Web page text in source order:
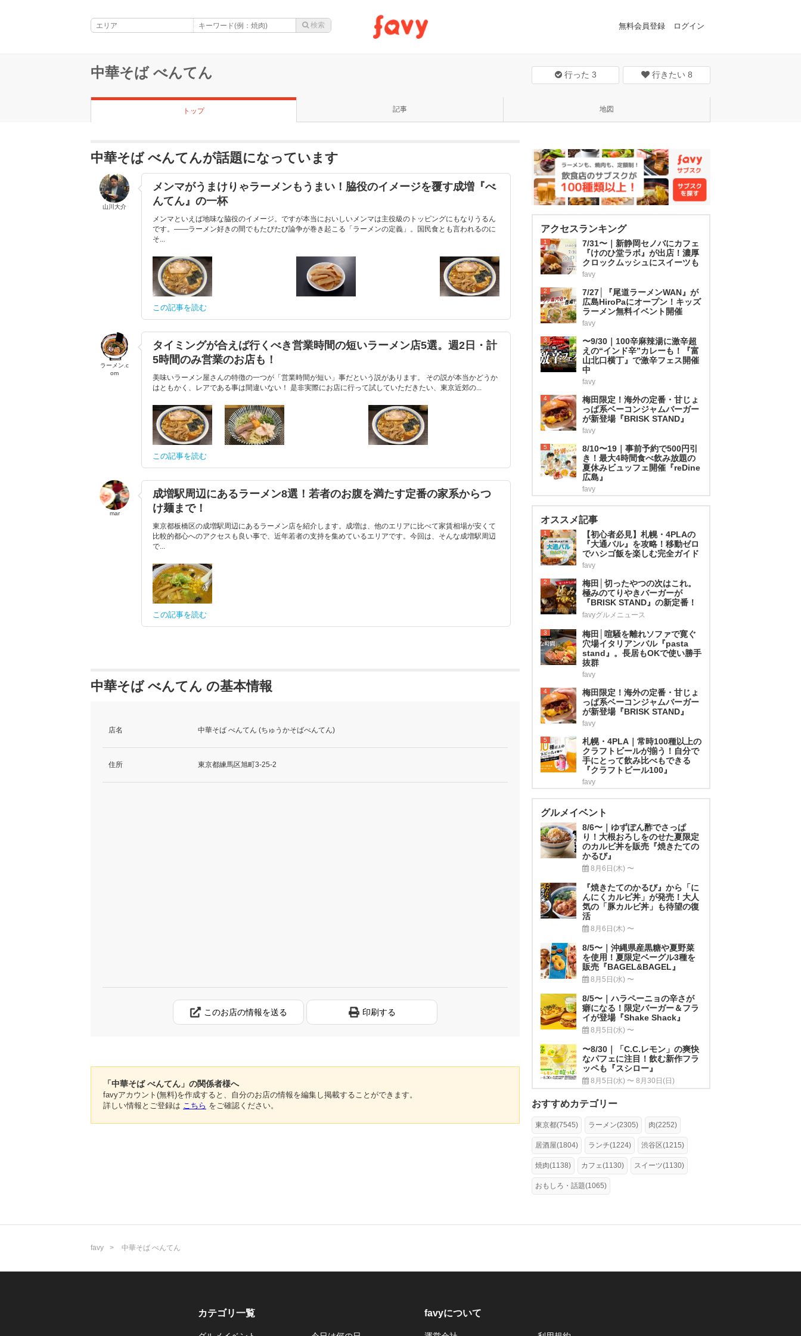
無料会員登録 ログイン
中華そば べんてん 行った 3 行きたい 8
トップ 記事 地図
中華そば べんてんが話題になっています
山川大介
メンマがうまけりゃラーメンもうまい！脇役のイメージを覆す成増『べ
んてん』の一杯
メンマといえば地味な脇役のイメージ。ですが本当においしいメンマは主役級のトッピングにもなりうるん
です。——ラーメン好きの間でもたびたび論争が巻き起こる「ラーメンの定義」。国民食とも言われるのに
そ...
この記事を読む
ラーメン.c
om
タイミングが合えば行くべき営業時間の短いラーメン店5選。週2日・計
5時間のみ営業のお店も！
美味いラーメン屋さんの特徴の一つが「営業時間が短い」事だという説があります。 その説が本当かどうか
はともかく、レアである事は間違いない！ 是非実際にお店に行って試していただきたい、東京近郊の...
この記事を読む
mar
成増駅周辺にあるラーメン8選！若者のお腹を満たす定番の家系からつ
け麺まで！
東京都板橋区の成増駅周辺にあるラーメン店を紹介します。成増は、他のエリアに比べて家賃相場が安くて
比較的都心へのアクセスも良い事で、近年若者の支持を集めているエリアです。今回は、そんな成増駅周辺
で...
この記事を読む
中華そば べんてん の基本情報
店名 中華そば べんてん (ちゅうかそばべんてん)
住所 東京都練馬区旭町3-25-2
このお店の情報を送る 印刷する
「中華そば べんてん」の関係者様へ
favyアカウント(無料)を作成すると、自分のお店の情報を編集し掲載することができます。
詳しい情報とご登録は こちら をご確認ください。
アクセスランキング
1
7/31〜｜新静岡セノバにカフェ
『けのひ堂ラボ』が出店！濃厚
クロックムッシュにスイーツも
favy
2
7/27│『尾道ラーメンWAN』が
広島HiroPaにオープン！キッズ
ラーメン無料イベント開催
favy
3
〜9/30｜100辛麻辣湯に激辛超
えの“インド辛”カレーも！『富
山北口横丁』で激辛フェス開催
中
favy
4
梅田限定！海外の定番・甘じょ
っぱ系ベーコンジャムバーガー
が新登場『BRISK STAND』
favy
5
8/10〜19｜事前予約で500円引
き！最大4時間食べ飲み放題の
夏休みビュッフェ開催『reDine
広島』
favy
オススメ記事
1
【初心者必見】札幌・4PLAの
『大通バル』を攻略！移動ゼロ
でハシゴ飯を楽しむ完全ガイド
favy
2
梅田│切ったやつの次はこれ。
極みのてりやきバーガーが
『BRISK STAND』の新定番！
favyグルメニュース
3
梅田│喧騒を離れソファで寛ぐ
穴場イタリアンバル『pasta
stand』。長居もOKで使い勝手
抜群
favy
4
梅田限定！海外の定番・甘じょ
っぱ系ベーコンジャムバーガー
が新登場『BRISK STAND』
favy
5
札幌・4PLA｜常時100種以上の
クラフトビールが揃う！自分で
手にとって飲み比べもできる
『クラフトビール100』
favy
グルメイベント
8/6〜｜ゆずぽん酢でさっぱ
り！大根おろしをのせた夏限定
のカルビ丼を販売『焼きたての
かるび』
8月6日(木) 〜
『焼きたてのかるび』から「に
んにくカルビ丼」が発売！大人
気の「豚カルビ丼」も待望の復
活
8月6日(木) 〜
8/5〜｜沖縄県産黒糖や夏野菜
を使用！夏限定ベーグル3種を
販売『BAGEL&BAGEL』
8月5日(水) 〜
8/5〜｜ハラペーニョの辛さが
癖になる！限定バーガー＆フラ
イが登場『Shake Shack』
8月5日(水) 〜
〜8/30｜「C.C.レモン」の爽快
なパフェに注目！飲む新作フラ
ッペも『スシロー』
8月5日(水) 〜 8月30日(日)
おすすめカテゴリー
東京都(7545) ラーメン(2305) 肉(2252)
居酒屋(1804) ランチ(1224) 渋谷区(1215)
焼肉(1138) カフェ(1130) スイーツ(1130)
おもしろ・話題(1065)
favy 中華そば べんてん
カテゴリ一覧 favyについて